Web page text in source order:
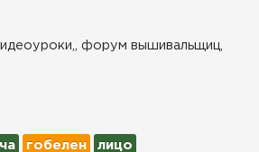
форум вышивальщиц,
гобелен лицо